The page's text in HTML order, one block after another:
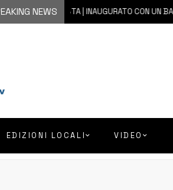
NEWS
AUGUSTA | INAUGURATO CON UN BAGNO
EDIZIONI LOCALI VIDEO